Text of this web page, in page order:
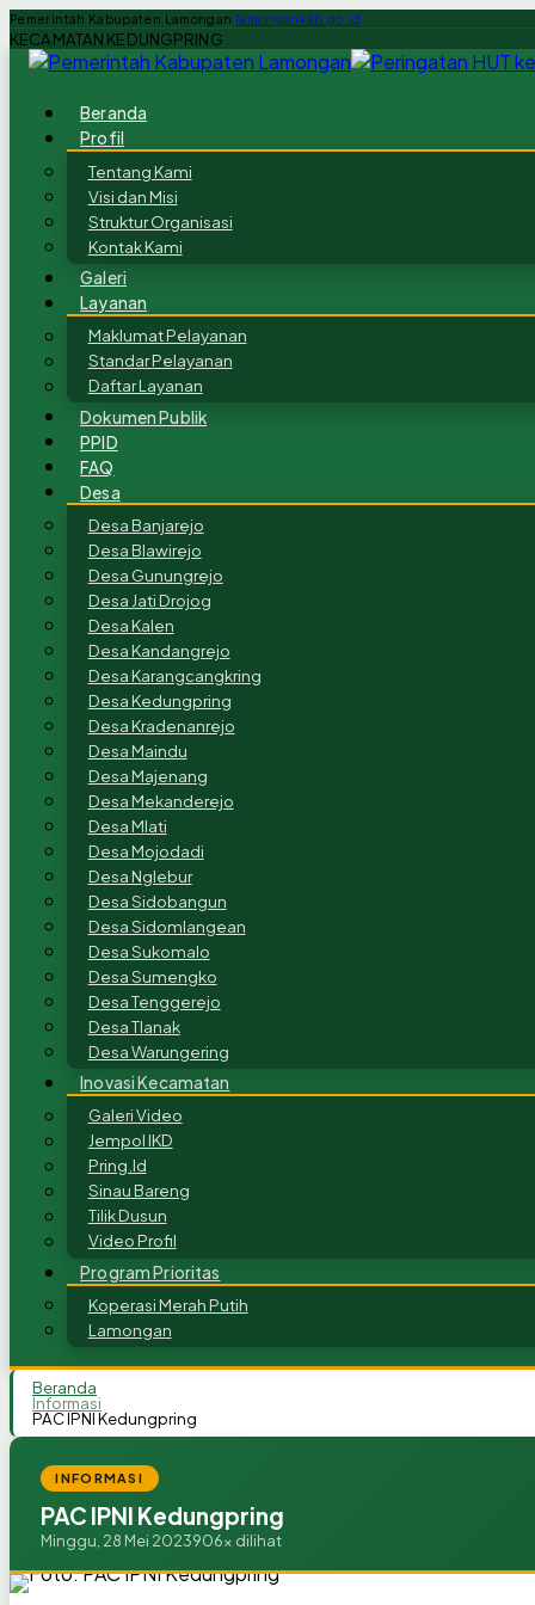
Pemerintah Kabupaten Lamongan lamongankab.go.id
KECAMATAN KEDUNGPRING
Beranda
Profil
Tentang Kami
Visi dan Misi
Struktur Organisasi
Kontak Kami
Galeri
Layanan
Maklumat Pelayanan
Standar Pelayanan
Daftar Layanan
Dokumen Publik
PPID
FAQ
Desa
Desa Banjarejo
Desa Blawirejo
Desa Gunungrejo
Desa Jati Drojog
Desa Kalen
Desa Kandangrejo
Desa Karangcangkring
Desa Kedungpring
Desa Kradenanrejo
Desa Maindu
Desa Majenang
Desa Mekanderejo
Desa Mlati
Desa Mojodadi
Desa Nglebur
Desa Sidobangun
Desa Sidomlangean
Desa Sukomalo
Desa Sumengko
Desa Tenggerejo
Desa Tlanak
Desa Warungering
Inovasi Kecamatan
Galeri Video
Jempol IKD
Pring.Id
Sinau Bareng
Tilik Dusun
Video Profil
Program Prioritas
Koperasi Merah Putih
Lamongan
Beranda
Informasi
PAC IPNI Kedungpring
INFORMASI
PAC IPNI Kedungpring
Minggu, 28 Mei 2023906x dilihat